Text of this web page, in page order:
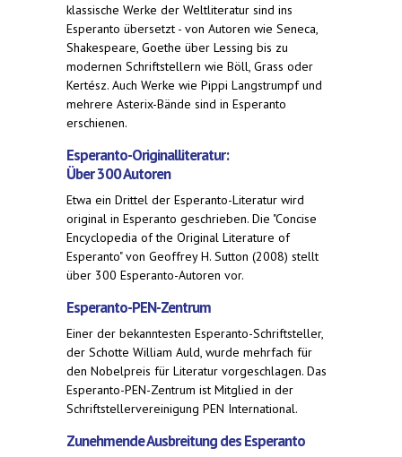
klassische Werke der Weltliteratur sind ins
Esperanto übersetzt - von Autoren wie Seneca,
Shakespeare, Goethe über Lessing bis zu
modernen Schriftstellern wie Böll, Grass oder
Kertész. Auch Werke wie Pippi Langstrumpf und
mehrere Asterix-Bände sind in Esperanto
erschienen.
Esperanto-Originalliteratur:
Über 300 Autoren
Etwa ein Drittel der Esperanto-Literatur wird
original in Esperanto geschrieben. Die "Concise
Encyclopedia of the Original Literature of
Esperanto" von Geoffrey H. Sutton (2008) stellt
über 300 Esperanto-Autoren vor.
Esperanto-PEN-Zentrum
Einer der bekanntesten Esperanto-Schriftsteller,
der Schotte William Auld, wurde mehrfach für
den Nobelpreis für Literatur vorgeschlagen. Das
Esperanto-PEN-Zentrum ist Mitglied in der
Schriftstellervereinigung PEN International.
Zunehmende Ausbreitung des Esperanto